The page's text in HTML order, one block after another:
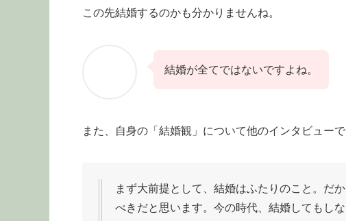
この先結婚するのかも分かりませんね。
結婚が全てではないですよね。
また、自身の「結婚観」について他のインタビュー
まず大前提として、結婚はふたりのこと。だ
べきだと思います。今の時代、結婚してもし